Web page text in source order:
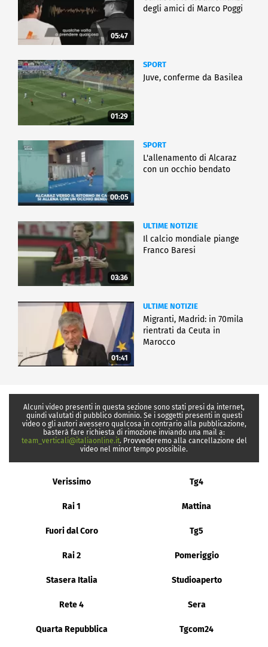
05:47
degli amici di Marco Poggi
01:29
SPORT
Juve, conferme da Basilea
00:05
SPORT
L'allenamento di Alcaraz
con un occhio bendato
03:36
ULTIME NOTIZIE
Il calcio mondiale piange
Franco Baresi
01:41
ULTIME NOTIZIE
Migranti, Madrid: in 70mila
rientrati da Ceuta in
Marocco
Alcuni video presenti in questa sezione sono stati presi da internet,
quindi valutati di pubblico dominio. Se i soggetti presenti in questi
video o gli autori avessero qualcosa in contrario alla pubblicazione,
basterà fare richiesta di rimozione inviando una mail a:
team_verticali@italiaonline.it. Provvederemo alla cancellazione del
video nel minor tempo possibile.
Verissimo Tg4
Rai 1 Mattina
Fuori dal Coro Tg5
Rai 2 Pomeriggio
Stasera Italia Studioaperto
Rete 4 Sera
Quarta Repubblica Tgcom24